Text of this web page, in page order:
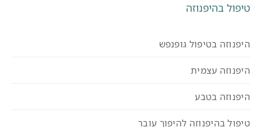
טיפול בהיפנוזה
היפנוזה בטיפול גופנפש
היפנוזה עצמית
היפנוזה בטבע
טיפול בהיפנוזה להיפוך עובר